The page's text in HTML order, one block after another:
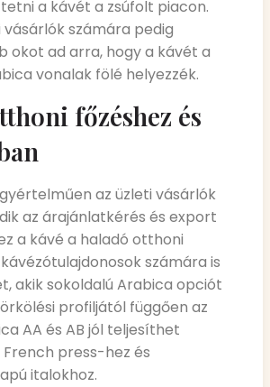
a kávét a zsúfolt piacon.
számára pedig
okot ad arra, hogy a kávét a
vonalak fölé helyezzék.
főzéshez és
az üzleti vásárlók
az árajánlatkérés és export
a kávé a haladó otthoni
számára is
akik sokoldalú Arabica opciót
profiljától függően az
AA és AB jól teljesíthet
press-hez és
italokhoz.